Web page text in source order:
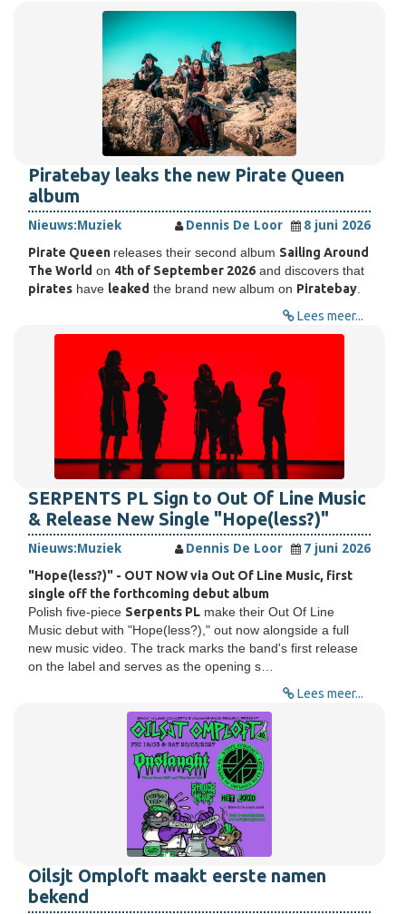
Piratebay leaks the new Pirate Queen
album
Nieuws:Muziek Dennis De Loor
8 juni 2026
Pirate Queen releases their second album Sailing Around
The World on 4th of September 2026 and discovers that
pirates have leaked the brand new album on Piratebay
Lees meer...
SERPENTS PL Sign to Out Of Line Music
& Release New Single "Hope(less?)"
Nieuws:Muziek Dennis De Loor
7 juni 2026
"Hope(less?)" - OUT NOW via Out Of Line Music, first
single off the forthcoming debut album
Polish five-piece Serpents PL make their Out Of Line
Music debut with "Hope(less?)," out now alongside a full
new music video. The track marks the band's first release
on the label and serves as the opening s…
Lees meer...
Oilsjt Omploft maakt eerste namen
bekend